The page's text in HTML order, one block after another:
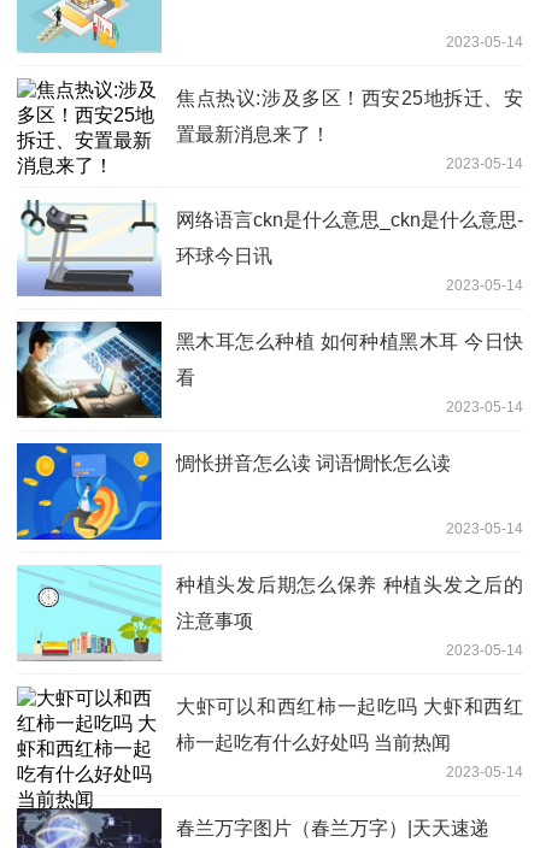
2023-05-14
焦点热议:涉及多区！西安25地拆迁、安
置最新消息来了！
2023-05-14
网络语言ckn是什么意思_ckn是什么意思-
环球今日讯
2023-05-14
黑木耳怎么种植 如何种植黑木耳 今日快
看
2023-05-14
惆怅拼音怎么读 词语惆怅怎么读
2023-05-14
种植头发后期怎么保养 种植头发之后的
注意事项
2023-05-14
大虾可以和西红柿一起吃吗 大虾和西红
柿一起吃有什么好处吗 当前热闻
2023-05-14
春兰万字图片（春兰万字）|天天速递